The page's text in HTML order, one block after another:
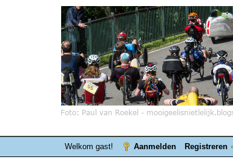
Welkom gast! Aanmelden Registreren